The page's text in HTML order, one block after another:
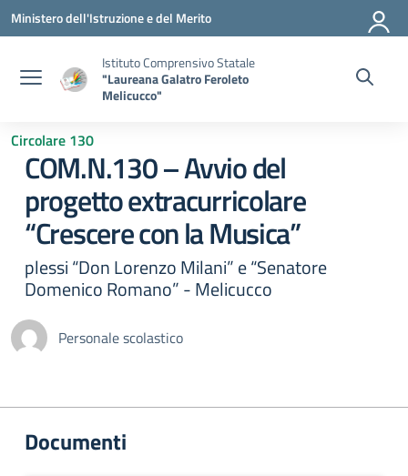
Vai ai contenuti
Vai al menu di navigazione
Vai al footer
Ministero dell'Istruzione e del Merito
Istituto Comprensivo Statale
"Laureana Galatro Feroleto
Melicucco"
Circolare 130
COM.N.130 – Avvio del
progetto extracurricolare
“Crescere con la Musica”
plessi “Don Lorenzo Milani” e “Senatore
Domenico Romano” - Melicucco
Personale scolastico
Documenti